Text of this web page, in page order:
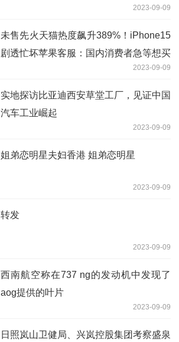
2023-09-09
未售先火天猫热度飙升389%！iPhone15
剧透忙坏苹果客服：国内消费者急等想买
2023-09-09
实地探访比亚迪西安草堂工厂，见证中国
汽车工业崛起
2023-09-09
姐弟恋明星夫妇香港 姐弟恋明星
2023-09-09
转发
2023-09-09
西南航空称在737 ng的发动机中发现了
aog提供的叶片
2023-09-09
日照岚山卫健局、兴岚控股集团考察盛泉